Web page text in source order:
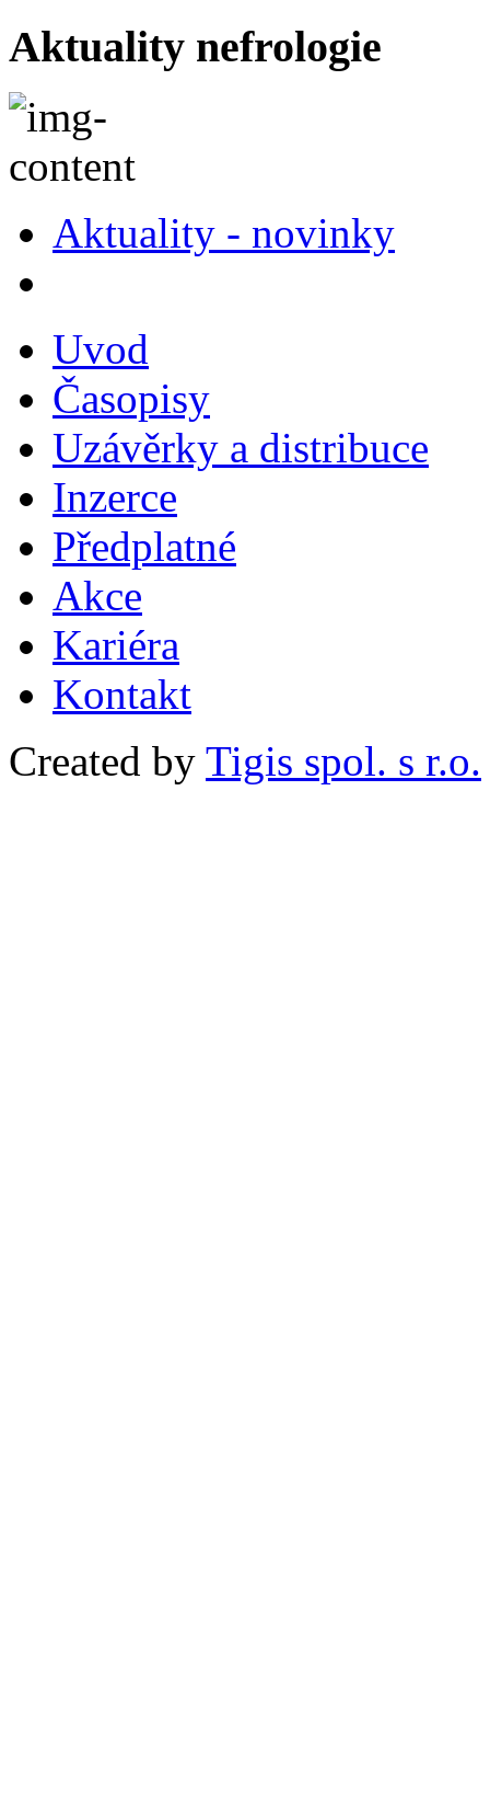
Aktuality nefrologie
Aktuality - novinky
Uvod
Časopisy
Uzávěrky a distribuce
Inzerce
Předplatné
Akce
Kariéra
Kontakt
Created by Tigis spol. s r.o.